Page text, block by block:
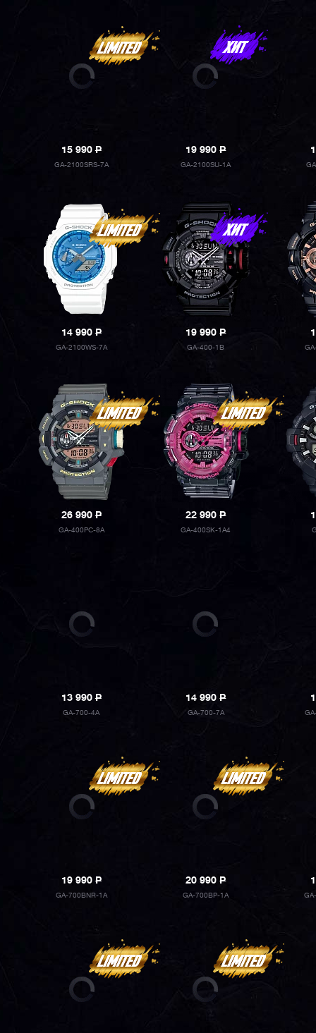
15 990P
GA-2100SRS-7A
19 990P
GA-2100SU-1A
14 990P
GA-2100WS-7A
19 990P
GA-400-1B
26 990P
GA-400PC-8A
22 990P
GA-400SK-1A4
13 990P
GA-700-4A
14 990P
GA-700-7A
19 990P
GA-700BNR-1A
20 990P
GA-700BP-1A